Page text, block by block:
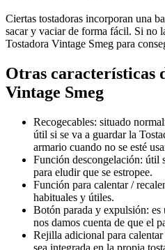
Ciertas tostadoras incorporan una
sacar y vaciar de forma fácil. Si no
Tostadora Vintage Smeg para
Otras características
Vintage Smeg
Recogecables: situado
útil si se va a guardar la
armario cuando no se esté
Función descongelación: útil
para eludir que se estropee.
Función para calentar /
habituales y útiles.
Botón parada y expulsión: es
nos damos cuenta de que el
Rejilla adicional para
sea integrada en la propia